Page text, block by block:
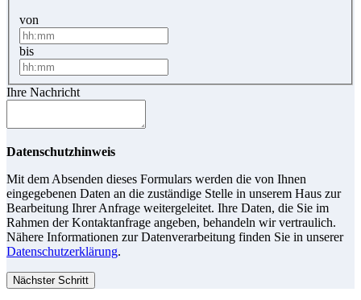
von
bis
Ihre Nachricht
Datenschutzhinweis
Mit dem Absenden dieses Formulars werden die von Ihnen
eingegebenen Daten an die zuständige Stelle in unserem Haus zur
Bearbeitung Ihrer Anfrage weitergeleitet. Ihre Daten, die Sie im
Rahmen der Kontaktanfrage angeben, behandeln wir vertraulich.
Nähere Informationen zur Datenverarbeitung finden Sie in unserer
Datenschutzerklärung.
Nächster Schritt